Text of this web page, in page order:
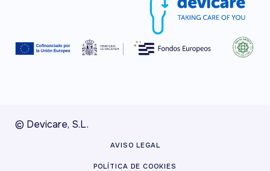
© Devicare, S.L.
AVISO LEGAL
POLÍTICA DE COOKIES